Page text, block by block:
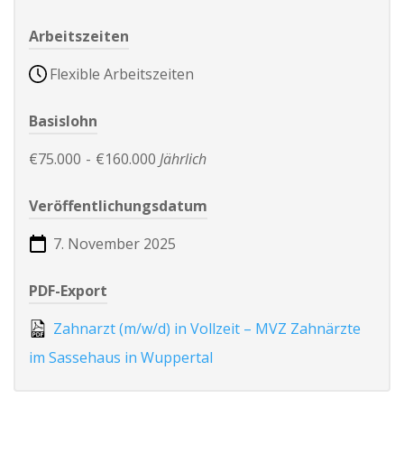
Arbeitszeiten
Flexible Arbeitszeiten
Basislohn
€75.000 - €160.000 Jährlich
Veröffentlichungsdatum
7. November 2025
PDF-Export
Zahnarzt (m/w/d) in Vollzeit – MVZ Zahnärzte
im Sassehaus in Wuppertal